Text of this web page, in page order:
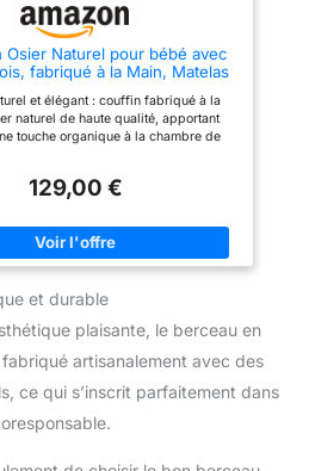
matériau naturel solide
traditionnel. Le support à
bascule est fabriqué en
qu'il est durable et
robuste. Fourni avec une
literie 100% coton pour
Osier Naturel pour bébé avec
fabriqué à la Main, Matelas
et élégant : couffin fabriqué à la
naturel de haute qualité, apportant
touche organique à la chambre de
sûr à tout moment. Matelas respirant
dès le premier jour. Portable et
: design léger avec poignées
pour le transporter d'une pièce à
parfait pour offrir à nos parents qui
129,00 €
et durable
plaisante, le berceau en
artisanalement avec des
ce qui s’inscrit parfaitement dans